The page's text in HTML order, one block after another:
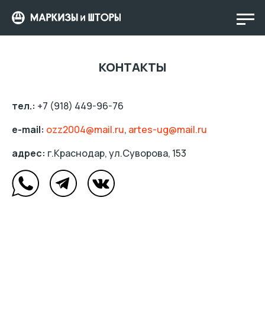
КОНТАКТЫ
тел.: +7 (918) 449-96-76
e-mail: ozz2004@mail.ru, artes-ug@mail.ru
адрес: г.Краснодар, ул.Суворова, 153